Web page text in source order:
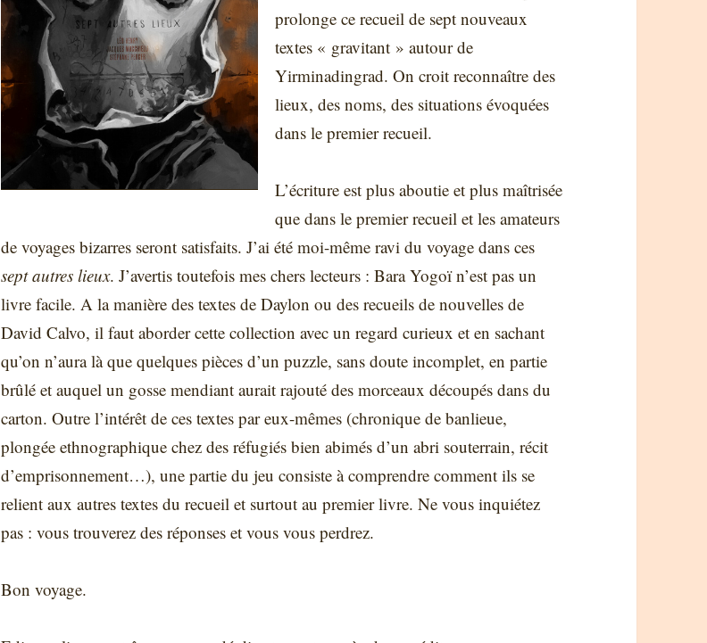
prolonge ce recueil de sept nouveaux
textes « gravitant » autour de
Yirminadingrad. On croit reconnaître des
lieux, des noms, des situations évoquées
dans le premier recueil.
L’écriture est plus aboutie et plus maîtrisée
que dans le premier recueil et les amateurs
de voyages bizarres seront satisfaits. J’ai été moi-même ravi du voyage dans ces
sept autres lieux. J’avertis toutefois mes chers lecteurs : Bara Yogoï n’est pas un
livre facile. A la manière des textes de Daylon ou des recueils de nouvelles de
David Calvo, il faut aborder cette collection avec un regard curieux et en sachant
qu’on n’aura là que quelques pièces d’un puzzle, sans doute incomplet, en partie
brûlé et auquel un gosse mendiant aurait rajouté des morceaux découpés dans du
carton. Outre l’intérêt de ces textes par eux-mêmes (chronique de banlieue,
plongée ethnographique chez des réfugiés bien abimés d’un abri souterrain, récit
d’emprisonnement…), une partie du jeu consiste à comprendre comment ils se
relient aux autres textes du recueil et surtout au premier livre. Ne vous inquiétez
pas : vous trouverez des réponses et vous vous perdrez.
Bon voyage.